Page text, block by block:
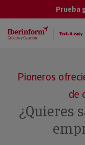
Prueba
Pioneros
de
¿Quieres